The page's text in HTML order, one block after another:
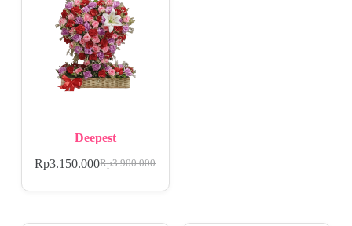
Deepest
Rp3.900.000
Rp3.150.000